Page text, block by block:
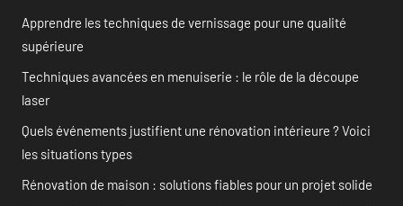
Apprendre les techniques de vernissage pour une qualité
supérieure
Techniques avancées en menuiserie : le rôle de la découpe
laser
Quels événements justifient une rénovation intérieure ? Voici
les situations types
Rénovation de maison : solutions fiables pour un projet solide